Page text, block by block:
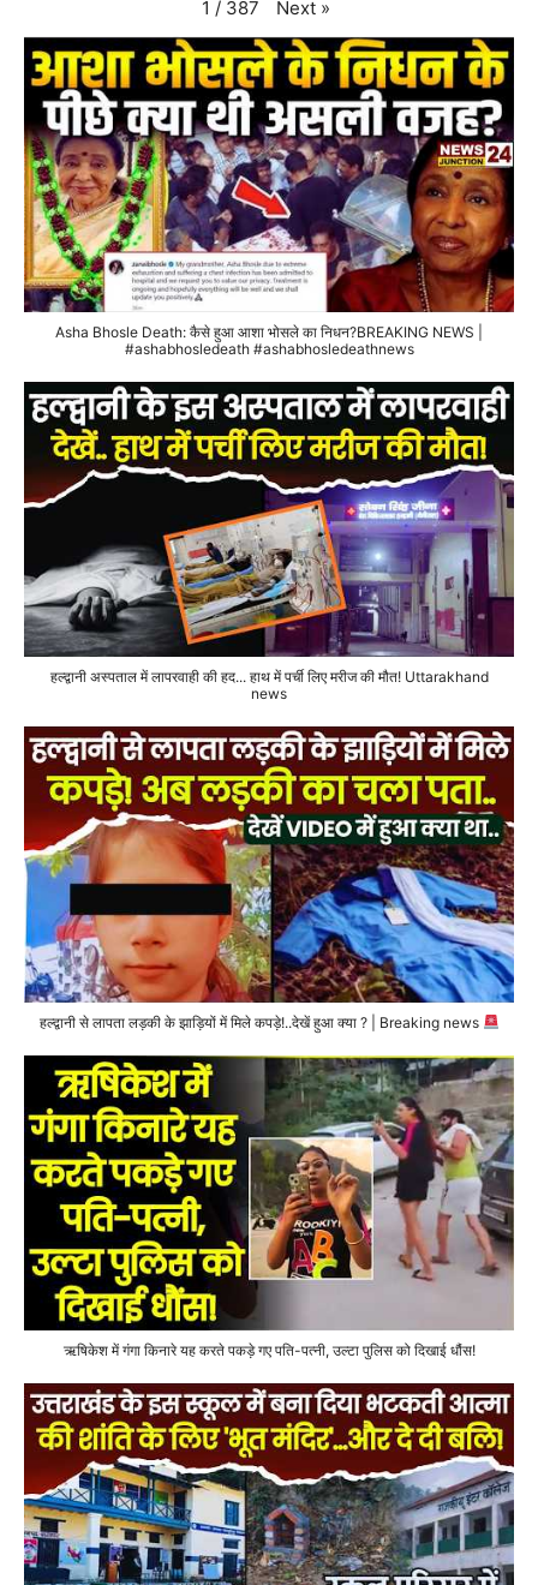
1 / 387 Next »
Asha Bhosle Death: कैसे हुआ आशा भोसले का निधन?BREAKING NEWS |
#ashabhosledeath #ashabhosledeathnews
हल्द्वानी अस्पताल में लापरवाही की हद... हाथ में पर्ची लिए मरीज की मौत! Uttarakhand
news
हल्द्वानी से लापता लड़की के झाड़ियों में मिले कपड़े!..देखें हुआ क्या ? | Breaking news
ऋषिकेश में गंगा किनारे यह करते पकड़े गए पति-पत्नी, उल्टा पुलिस को दिखाई धौंस!